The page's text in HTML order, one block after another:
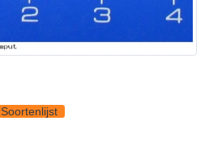
Soortenlijst